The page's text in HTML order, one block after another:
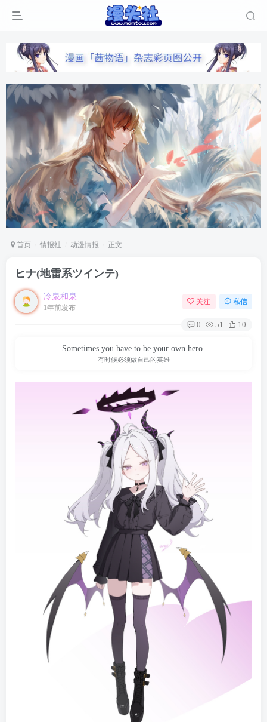
首页 情报社 动漫情报 正文
ヒナ(地雷系ツインテ)
冷泉和泉
1年前发布
关注 私信
0 51 10
Sometimes you have to be your own hero.
有时候必须做自己的英雄